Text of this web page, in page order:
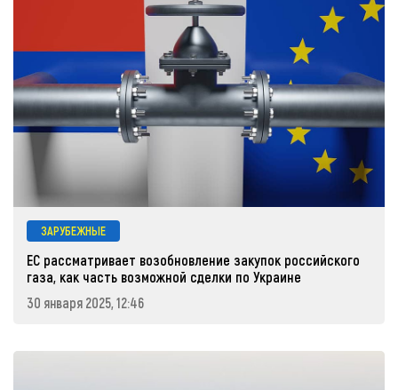
ЗАРУБЕЖНЫЕ
ЕС рассматривает возобновление закупок российского
газа, как часть возможной сделки по Украине
30 января 2025, 12:46